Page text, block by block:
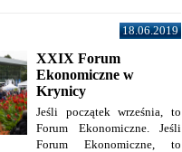
18.06.2019
XXIX Forum
Ekonomiczne w
Krynicy
Jeśli początek września, to
Forum Ekonomiczne. Jeśli
Forum Ekonomiczne, to